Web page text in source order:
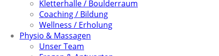
Kletterhalle / Boulderraum
Coaching / Bildung
Wellness / Erholung
Physio & Massagen
Unser Team